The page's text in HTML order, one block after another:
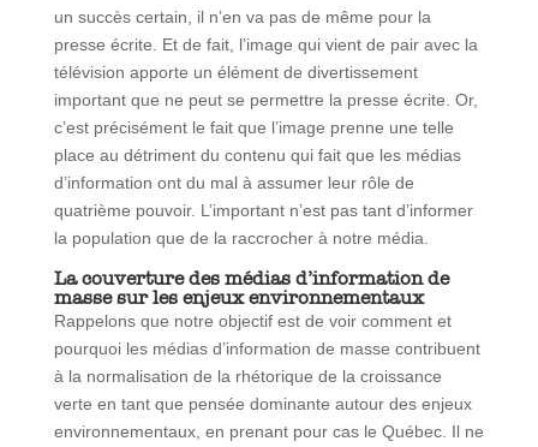
un succès certain, il n’en va pas de même pour la
presse écrite. Et de fait, l’image qui vient de pair avec la
télévision apporte un élément de divertissement
important que ne peut se permettre la presse écrite. Or,
c’est précisément le fait que l’image prenne une telle
place au détriment du contenu qui fait que les médias
d’information ont du mal à assumer leur rôle de
quatrième pouvoir. L’important n’est pas tant d’informer
la population que de la raccrocher à notre média.
La couverture des médias d’information de
masse sur les enjeux environnementaux
Rappelons que notre objectif est de voir comment et
pourquoi les médias d’information de masse contribuent
à la normalisation de la rhétorique de la croissance
verte en tant que pensée dominante autour des enjeux
environnementaux, en prenant pour cas le Québec. Il ne